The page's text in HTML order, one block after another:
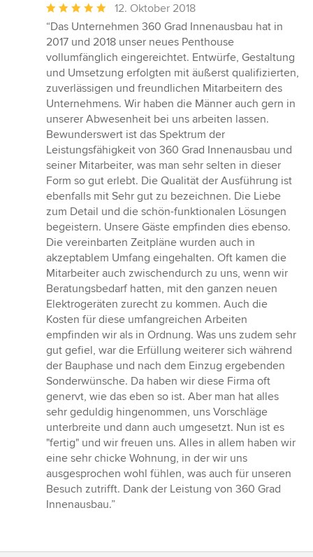
Durchschnittliche
Bewertung:
5
von
5
Sternen
12. Oktober 2018
“Das Unternehmen 360 Grad Innenausbau hat in
2017 und 2018 unser neues Penthouse
vollumfänglich eingereichtet. Entwürfe, Gestaltung
und Umsetzung erfolgten mit äußerst qualifizierten,
zuverlässigen und freundlichen Mitarbeitern des
Unternehmens. Wir haben die Männer auch gern in
unserer Abwesenheit bei uns arbeiten lassen.
Bewunderswert ist das Spektrum der
Leistungsfähigkeit von 360 Grad Innenausbau und
seiner Mitarbeiter, was man sehr selten in dieser
Form so gut erlebt. Die Qualität der Ausführung ist
ebenfalls mit Sehr gut zu bezeichnen. Die Liebe
zum Detail und die schön-funktionalen Lösungen
begeistern. Unsere Gäste empfinden dies ebenso.
Die vereinbarten Zeitpläne wurden auch in
akzeptablem Umfang eingehalten. Oft kamen die
Mitarbeiter auch zwischendurch zu uns, wenn wir
Beratungsbedarf hatten, mit den ganzen neuen
Elektrogeräten zurecht zu kommen. Auch die
Kosten für diese umfangreichen Arbeiten
empfinden wir als in Ordnung. Was uns zudem sehr
gut gefiel, war die Erfüllung weiterer sich während
der Bauphase und nach dem Einzug ergebenden
Sonderwünsche. Da haben wir diese Firma oft
genervt, wie das eben so ist. Aber man hat alles
sehr geduldig hingenommen, uns Vorschläge
unterbreite und dann auch umgesetzt. Nun ist es
"fertig" und wir freuen uns. Alles in allem haben wir
eine sehr chicke Wohnung, in der wir uns
ausgesprochen wohl fühlen, was auch für unseren
Besuch zutrifft. Dank der Leistung von 360 Grad
Innenausbau.”